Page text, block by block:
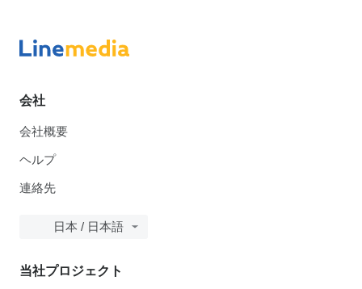
会社
会社概要
ヘルプ
連絡先
日本 / 日本語
当社プロジェクト